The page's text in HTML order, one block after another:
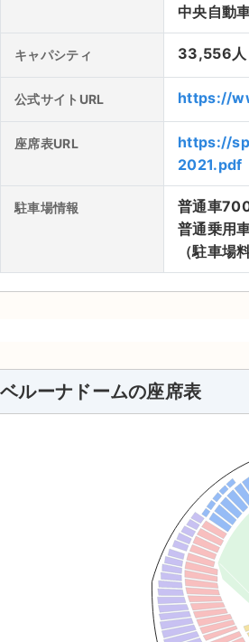
安心して購入することができます
よく確認してから購入しましょう。
中央自動
キャパシティ 33,556人
公式サイトURL https://
座席表URL
https://
2021.pdf
駐車場情報
普通車
普通乗用
（駐車場
ベルーナドームの座席表